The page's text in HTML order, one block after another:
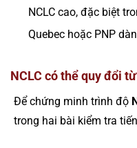
NCLC cao, đặc biệt
Quebec hoặc PNP
NCLC có thể quy đổi
Để chứng minh trình độ
trong hai bài kiểm tra